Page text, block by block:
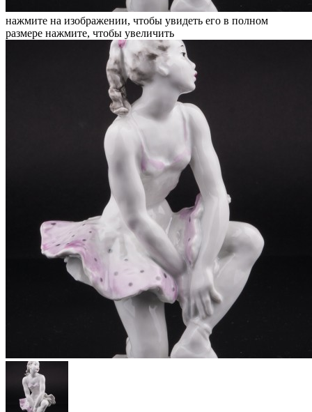
нажмите на изображении, чтобы увидеть его в полном
размере нажмите, чтобы увеличить